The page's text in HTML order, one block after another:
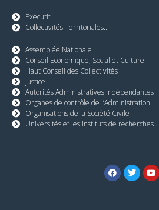
Exécutif
Collectivités Territoriales...
Assemblée Nationale
Conseil Economique, Social et Culturel
Haut Conseil des Collectivités
Justice
Autorités Administratives Indépendantes
Organes de contrôle de l’Administration
Organisations de la Société Civile
Universités et les instituts de recherches...